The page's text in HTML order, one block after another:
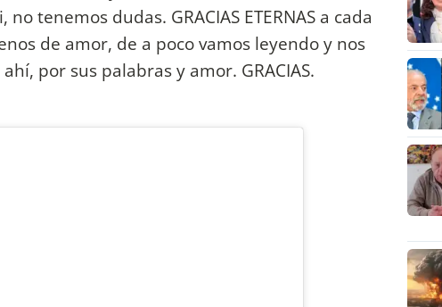
tenemos dudas. GRACIAS ETERNAS a cada
de amor, de a poco vamos leyendo y nos
por sus palabras y amor. GRACIAS.